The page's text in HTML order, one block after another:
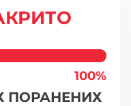
100%
ПОРАНЕНИХ